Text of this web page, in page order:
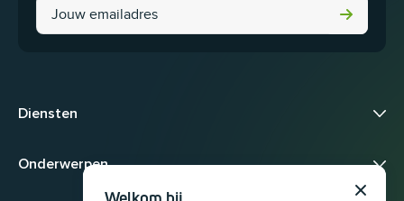
Diensten
Onderwerpen